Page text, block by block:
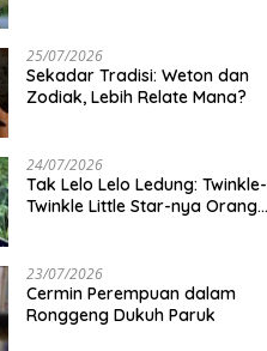
25/07/2026
Sekadar Tradisi: Weton dan
Zodiak, Lebih Relate Mana?
24/07/2026
Tak Lelo Lelo Ledung: Twinkle-
Twinkle Little Star-nya Orang
23/07/2026
Cermin Perempuan dalam
Ronggeng Dukuh Paruk